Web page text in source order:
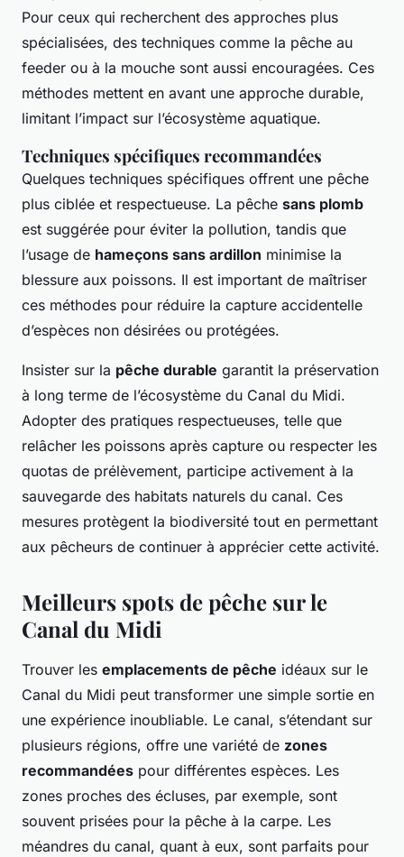
Pour ceux qui recherchent des approches plus
spécialisées, des techniques comme la pêche au
feeder ou à la mouche sont aussi encouragées. Ces
méthodes mettent en avant une approche durable,
limitant l’impact sur l’écosystème aquatique.
Techniques spécifiques recommandées
Quelques techniques spécifiques offrent une pêche
plus ciblée et respectueuse. La pêche sans plomb
est suggérée pour éviter la pollution, tandis que
l’usage de hameçons sans ardillon minimise la
blessure aux poissons. Il est important de maîtriser
ces méthodes pour réduire la capture accidentelle
d’espèces non désirées ou protégées.
Insister sur la pêche durable garantit la préservation
à long terme de l’écosystème du Canal du Midi.
Adopter des pratiques respectueuses, telle que
relâcher les poissons après capture ou respecter les
quotas de prélèvement, participe activement à la
sauvegarde des habitats naturels du canal. Ces
mesures protègent la biodiversité tout en permettant
aux pêcheurs de continuer à apprécier cette activité.
Meilleurs spots de pêche sur le
Canal du Midi
Trouver les emplacements de pêche idéaux sur le
Canal du Midi peut transformer une simple sortie en
une expérience inoubliable. Le canal, s’étendant sur
plusieurs régions, offre une variété de zones
recommandées pour différentes espèces. Les
zones proches des écluses, par exemple, sont
souvent prisées pour la pêche à la carpe. Les
méandres du canal, quant à eux, sont parfaits pour